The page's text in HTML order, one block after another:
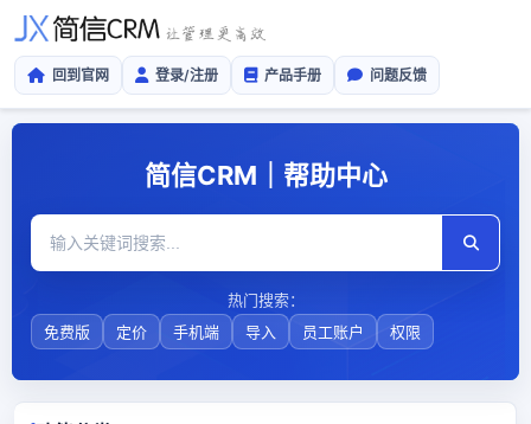
回到官网 登录/注册 产品手册 问题反馈
简信CRM｜帮助中心
热门搜索：
免费版
定价 手机端 导入 员工账户 权限